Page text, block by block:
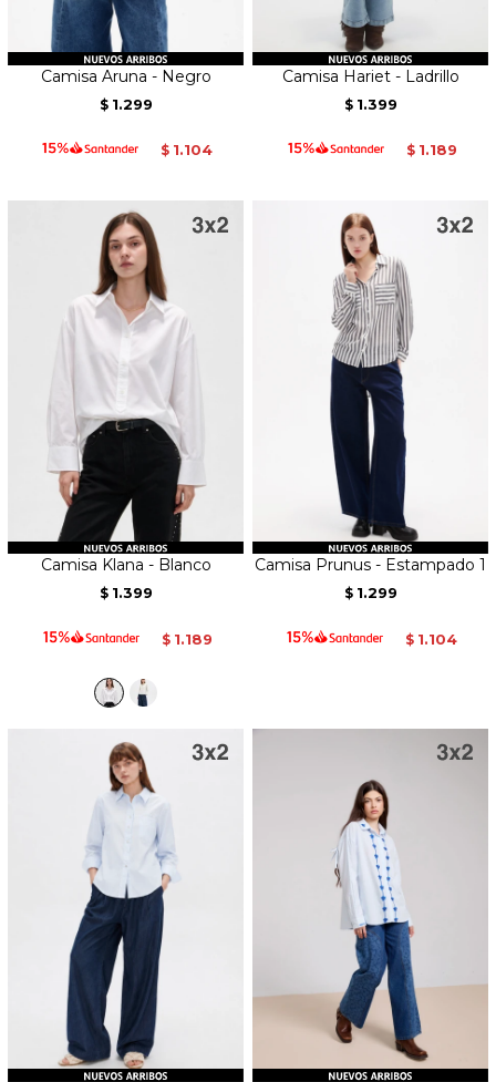
Camisa Aruna - Negro
$ 1.299
$ 1.104
Camisa Hariet - Ladrillo
$ 1.399
$ 1.189
Camisa Klana - Blanco
$ 1.399
$ 1.189
Camisa Prunus - Estampado 1
$ 1.299
$ 1.104